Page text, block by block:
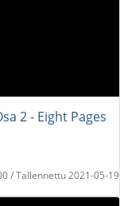
2 - Eight Pages
/ Tallennettu 2021-05-19